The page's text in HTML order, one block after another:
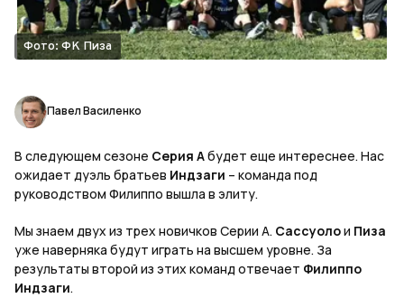
Фото: ФК Пиза
Павел Василенко
В следующем сезоне Серия Абудет еще интереснее. Нас
ожидает дуэль братьев Индзаги – команда под
руководством Филиппо вышла в элиту.
Мы знаем двух из трех новичков Серии А. Сассуолои Пиза
уже наверняка будут играть на высшем уровне. За
результаты второй из этих команд отвечает Филиппо
Индзаги.